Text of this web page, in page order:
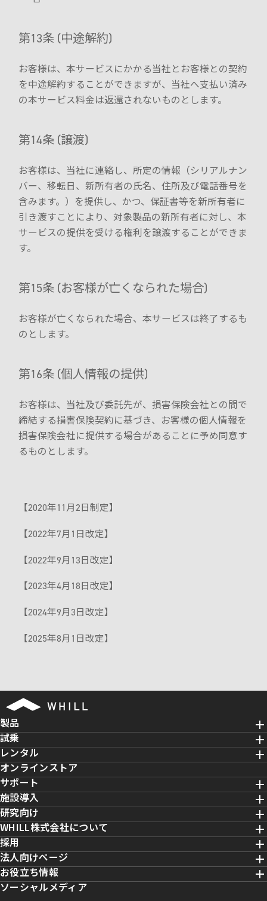
第13条 (中途解約)
お客様は、本サービスにかかる当社とお客様との契約
を中途解約することができますが、当社へ支払い済み
の本サービス料金は返還されないものとします。
第14条 (譲渡)
お客様は、当社に連絡し、所定の情報（シリアルナン
バー、移転日、新所有者の氏名、住所及び電話番号を
含みます。）を提供し、かつ、保証書等を新所有者に
引き渡すことにより、対象製品の新所有者に対し、本
サービスの提供を受ける権利を譲渡することができま
す。
第15条 (お客様が亡くなられた場合)
お客様が亡くなられた場合、本サービスは終了するも
のとします。
第16条 (個人情報の提供)
お客様は、当社及び委託先が、損害保険会社との間で
締結する損害保険契約に基づき、お客様の個人情報を
損害保険会社に提供する場合があることに予め同意す
るものとします。
【2020年11月2日制定】
【2022年7月1日改定】
【2022年9月13日改定】
【2023年4月18日改定】
【2024年9月3日改定】
【2025年8月1日改定】
製品
試乗
レンタル
オンラインストア
サポート
施設導入
研究向け
WHILL株式会社について
採用
法人向けページ
お役立ち情報
ソーシャルメディア